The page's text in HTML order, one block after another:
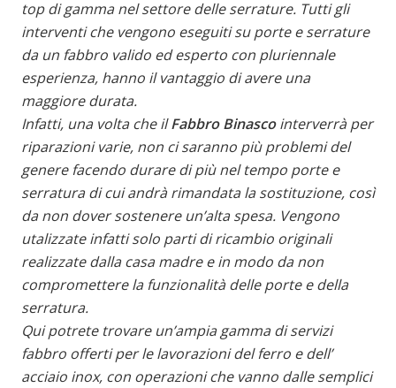
top di gamma nel settore delle serrature. Tutti gli
interventi che vengono eseguiti su porte e serrature
da un fabbro valido ed esperto con pluriennale
esperienza, hanno il vantaggio di avere una
maggiore durata.
Infatti, una volta che ilFabbro Binascointerverrà per
riparazioni varie, non ci saranno più problemi del
genere facendo durare di più nel tempo porte e
serratura di cui andrà rimandata la sostituzione, così
da non dover sostenere un’alta spesa. Vengono
utalizzate infatti solo parti di ricambio originali
realizzate dalla casa madre e in modo da non
compromettere la funzionalità delle porte e della
serratura.
Qui potrete trovare un’ampia gamma di servizi
fabbro offerti per le lavorazioni del ferro e dell’
acciaio inox, con operazioni che vanno dalle semplici